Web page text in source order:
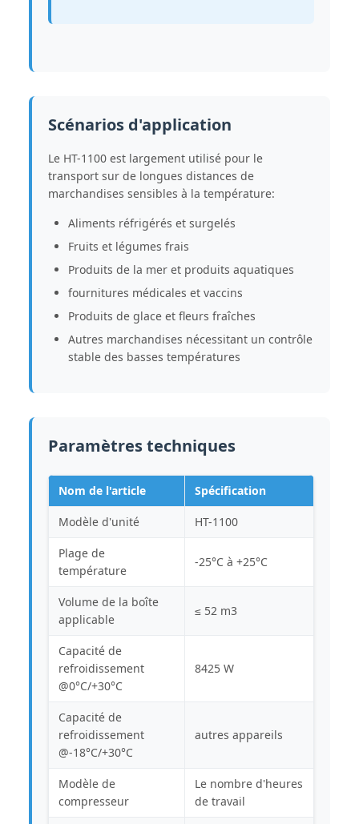
Scénarios d'application
Le HT-1100 est largement utilisé pour le
transport sur de longues distances de
marchandises sensibles à la température:
Aliments réfrigérés et surgelés
Fruits et légumes frais
Produits de la mer et produits aquatiques
fournitures médicales et vaccins
Produits de glace et fleurs fraîches
Autres marchandises nécessitant un contrôle
stable des basses températures
Paramètres techniques
Nom de l'article Spécification
Modèle d'unité HT-1100
Plage de
température
-25°C à +25°C
Volume de la boîte
applicable
≤ 52 m3
Capacité de
refroidissement
@0°C/+30°C
8425 W
Capacité de
refroidissement
@-18°C/+30°C
autres appareils
Modèle de
compresseur
Le nombre d'heures
de travail